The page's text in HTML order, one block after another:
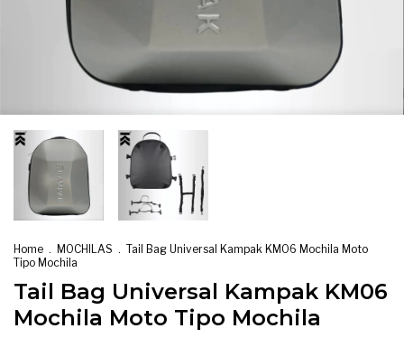
Home . MOCHILAS . Tail Bag Universal Kampak KM06 Mochila Moto
Tipo Mochila
Tail Bag Universal Kampak KM06
Mochila Moto Tipo Mochila